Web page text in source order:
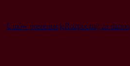
Umów prezentacjęRozpocznij za darmo